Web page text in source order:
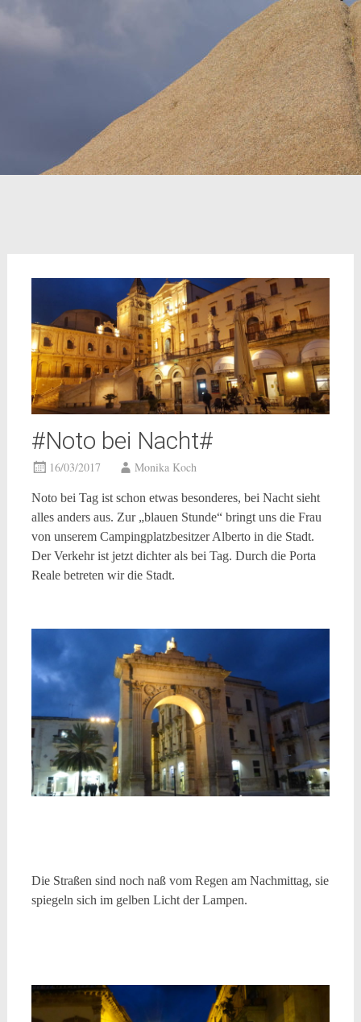
#Noto bei Nacht#
16/03/2017 Monika Koch
Noto bei Tag ist schon etwas besonderes, bei Nacht sieht
alles anders aus. Zur „blauen Stunde“ bringt uns die Frau
von unserem Campingplatzbesitzer Alberto in die Stadt.
Der Verkehr ist jetzt dichter als bei Tag. Durch die Porta
Reale betreten wir die Stadt.
Die Straßen sind noch naß vom Regen am Nachmittag, sie
spiegeln sich im gelben Licht der Lampen.